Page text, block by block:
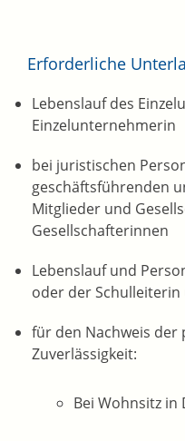
Erforderliche
Lebenslauf des
Einzelunternehmerin
bei juristischen
geschäftsführenden
Mitglieder und
Gesellschafterinnen
Lebenslauf und
oder der
für den Nachweis der
Zuverlässigkeit:
Bei Wohnsitz in